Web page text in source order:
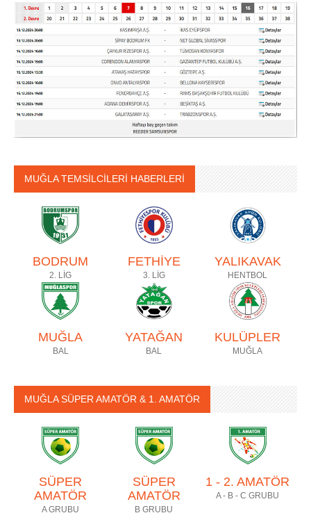
MUĞLA TEMSİLCİLERİ HABERLERİ
BODRUM
2. LİG
FETHİYE
3. LİG
YALIKAVAK
HENTBOL
MUĞLA
BAL
YATAĞAN
BAL
KULÜPLER
MUĞLA
MUĞLA SÜPER AMATÖR & 1. AMATÖR
SÜPER
AMATÖR
A GRUBU
SÜPER
AMATÖR
B GRUBU
1 - 2. AMATÖR
A - B - C GRUBU